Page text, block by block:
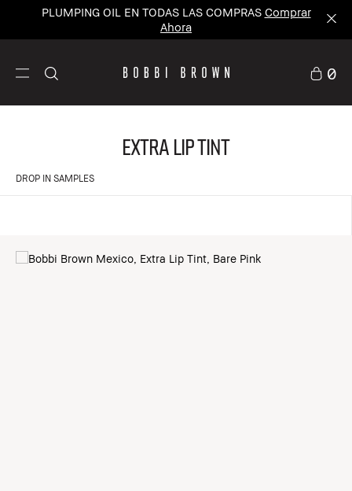
PLUMPING OIL EN TODAS LAS COMPRAS Comprar
Ahora
0
Extra Lip Tint
DROP IN SAMPLES